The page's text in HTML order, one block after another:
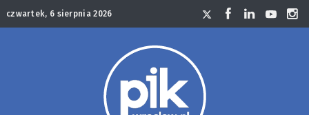
czwartek, 6 sierpnia 2026